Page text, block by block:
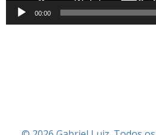
00:00